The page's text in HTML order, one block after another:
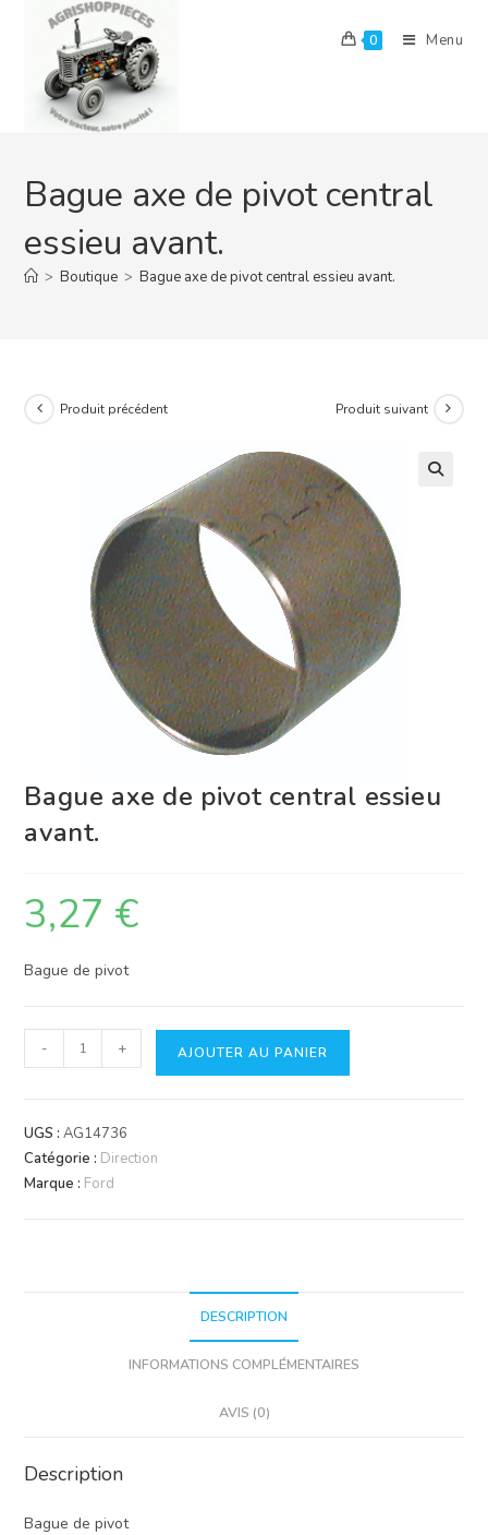
content
0 Menu
Bague axe de pivot central
essieu avant.
> Boutique > Bague axe de pivot central essieu avant.
Produit précédent Produit suivant
Bague axe de pivot central essieu
avant.
3,27 €
Bague de pivot
quantité
de
axe
de
pivot
- + AJOUTER AU PANIER
UGS :AG14736
Catégorie : Direction
Marque : Ford
DESCRIPTION
INFORMATIONS COMPLÉMENTAIRES
AVIS (0)
Description
Bague de pivot